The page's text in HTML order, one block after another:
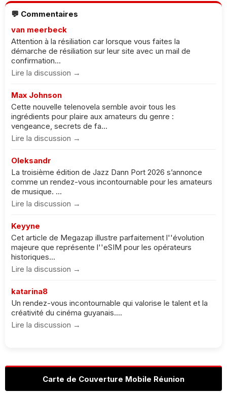
💬 Commentaires
van meerbeck
Attention à la résiliation car lorsque vous faites la
démarche de résiliation sur leur site avec un mail de
confirmation...
Lire la discussion →
Max Johnson
Cette nouvelle telenovela semble avoir tous les
ingrédients pour plaire aux amateurs du genre :
vengeance, secrets de fa...
Lire la discussion →
Oleksandr
La troisième édition de Jazz Dann Port 2026 s’annonce
comme un rendez-vous incontournable pour les amateurs
de musique. ...
Lire la discussion →
Keyyne
Cet article de Megazap illustre parfaitement l''évolution
majeure que représente l''eSIM pour les opérateurs
historiques...
Lire la discussion →
katarina8
Un rendez-vous incontournable qui valorise le talent et la
créativité du cinéma guyanais....
Lire la discussion →
Carte de Couverture Mobile Réunion